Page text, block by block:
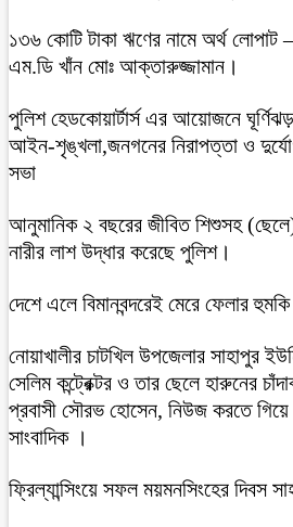
১৩৬ কোটি টাকা ঋণের নামে অর্থ
এম.ডি খাঁন মোঃ আক্তারুজ্জামান।
পুলিশ হেডকোয়ার্টার্স এর আয়োজনে ঘূর্ণিঝড়
আইন-শৃঙ্খলা,জনগনের নিরাপত্তা ও
সভা
আনুমানিক ২ বছরের জীবিত শিশুসহ
নারীর লাশ উদ্ধার করেছে পুলিশ।
দেশে এলে বিমানবন্দরেই মেরে ফেলার
নোয়াখালীর চাটখিল উপজেলার সাহাপুর
সেলিম কন্ট্রেক্টর ও তার ছেলে হারুনের
প্রবাসী সৌরভ হোসেন, নিউজ করতে গিয়ে
সাংবাদিক ।
ফ্রিল্যান্সিংয়ে সফল ময়মনসিংহের দিবস